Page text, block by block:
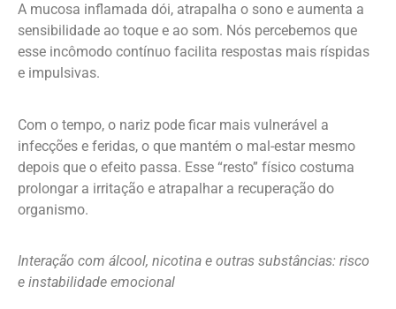
A mucosa inflamada dói, atrapalha o sono e aumenta a
sensibilidade ao toque e ao som. Nós percebemos que
esse incômodo contínuo facilita respostas mais ríspidas
e impulsivas.
Com o tempo, o nariz pode ficar mais vulnerável a
infecções e feridas, o que mantém o mal-estar mesmo
depois que o efeito passa. Esse “resto” físico costuma
prolongar a irritação e atrapalhar a recuperação do
organismo.
Interação com álcool, nicotina e outras substâncias: risco
e instabilidade emocional